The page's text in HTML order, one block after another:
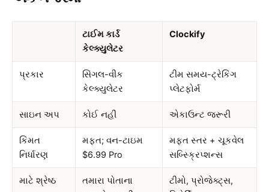
ટાઈમ કાર્ડ
કેલ્ક્યુલેટર
Clockify
પ્રકાર
સિંગલ-વીક
કેલ્ક્યુલેટર
ટીમ સમય-ટ્રેકિંગ
પ્લેટફોર્મ
સાઇન અપ કોઈ નહીં એકાઉન્ટ જરૂરી
કિંમત
નિર્ધારણ
મફત; વન-ટાઇમ
$6.99 Pro
મફત સ્તર + ચૂકવેલ
સબ્સ્ક્રિપ્શન્સ
માટે શ્રેષ્ઠ
તમારા પોતાના
ટીમો, પ્રોજેક્ટ્સ,